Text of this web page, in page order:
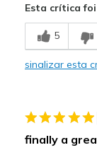
Comfortable
Stylish
Travel
Esta crítica
5
sinalizar esta
finally a